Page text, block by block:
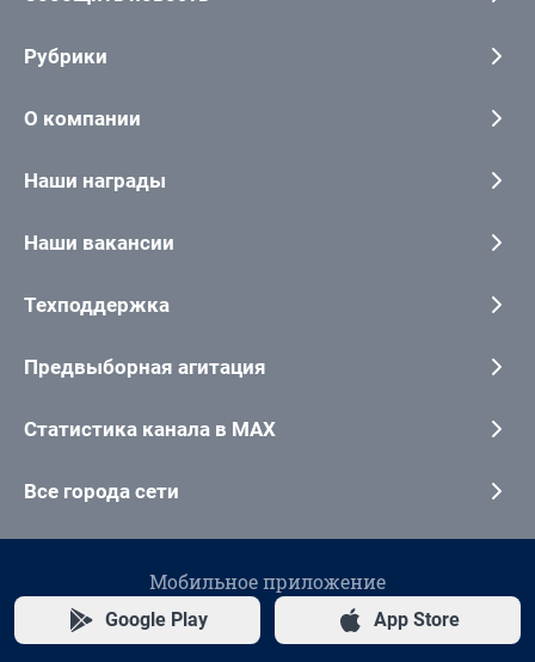
Рубрики
О компании
Наши награды
Наши вакансии
Техподдержка
Предвыборная агитация
Статистика канала в MAX
Все города сети
Мобильное приложение
Google Play App Store